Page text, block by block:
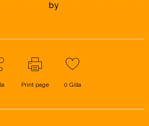
by
Print page 0 Gilla